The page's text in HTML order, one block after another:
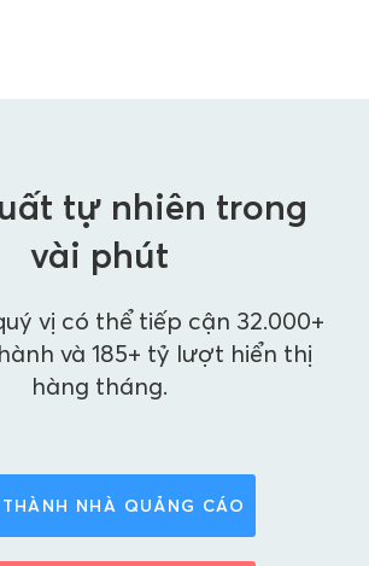
tự nhiên trong
vài phút
vị có thể tiếp cận 32.000+
và 185+ tỷ lượt hiển thị
hàng tháng.
NHÀ QUẢNG CÁO